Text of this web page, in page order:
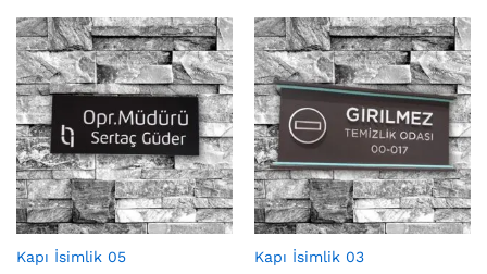
Kapı İsimlik 05 Kapı İsimlik 03